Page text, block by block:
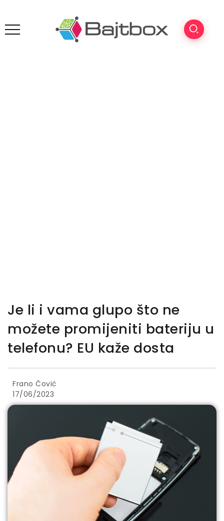
Je li i vama glupo što ne
možete promijeniti bateriju u
telefonu? EU kaže dosta
Frano Čović
17/06/2023